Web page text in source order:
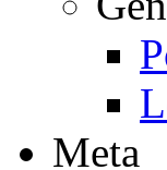
Meta